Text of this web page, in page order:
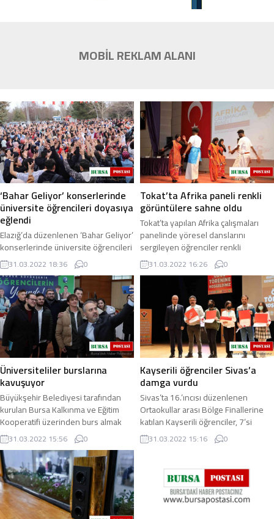
MOBİL REKLAM ALANI
‘Bahar Geliyor’ konserlerinde
üniversite öğrencileri doyasıya
eğlendi
Elazığ’da düzenlenen ‘Bahar Geliyor’
konserlerinde üniversite öğrencileri
doyasıya eğlendi. Fırat Üniversitesi
Kurumsal İletişim Koordinatörlüğü ...
31.03.2022 18:36 0
Tokat’ta Afrika paneli renkli
görüntülere sahne oldu
Tokat’ta yapılan Afrika çalışmaları
panelinde yöresel danslarını
sergileyen öğrenciler renkli
görüntüler oluşturdu. Tokat
Gaziosmanpaşa ...
31.03.2022 16:26 0
Üniversiteliler burslarına
kavuşuyor
Büyükşehir Belediyesi tarafından
kurulan Bursa Kalkınma ve Eğitim
Kooperatifi üzerinden burs almak
için başvuran 10 bin 332 üniversiteli
... 31.03.2022 15:56 0
Kayserili öğrenciler Sivas’a
damga vurdu
Sivas’ta 16.’ıncısı düzenlenen
Ortaokullar arası Bölge Finallerine
katılan Kayserili öğrenciler, 7’si
birincilik olmak üzere toplamda 11
ödül ...
31.03.2022 15:16 0